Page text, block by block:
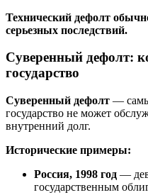
Технический дефолт
серьезных последствий.
Суверенный дефолт:
государство
Суверенный дефолт —
государство не может
внутренний долг.
Исторические примеры:
Россия, 1998 год —
государственным